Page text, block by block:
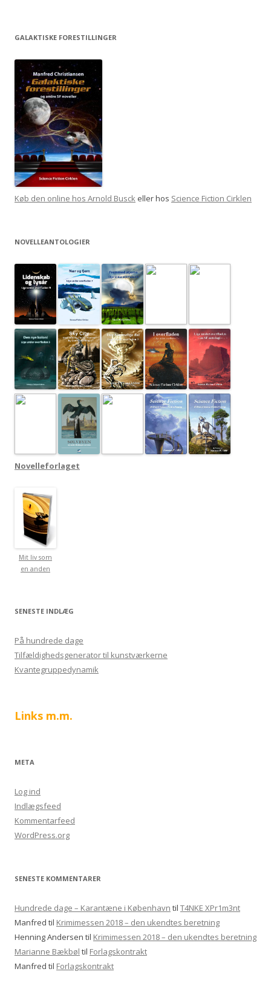
GALAKTISKE FORESTILLINGER
Køb den online hos Arnold Busck eller hos Science Fiction Cirklen
NOVELLEANTOLOGIER
Novelleforlaget
Mit liv som
en anden
SENESTE INDLÆG
På hundrede dage
Tilfældighedsgenerator til kunstværkerne
Kvantegruppedynamik
Links m.m.
META
Log ind
Indlægsfeed
Kommentarfeed
WordPress.org
SENESTE KOMMENTARER
Hundrede dage – Karantæne i København til T4NKE XPr1m3nt
Manfred til Krimimessen 2018 – den ukendtes beretning
Henning Andersen til Krimimessen 2018 – den ukendtes beretning
Marianne Bækbøl til Forlagskontrakt
Manfred til Forlagskontrakt